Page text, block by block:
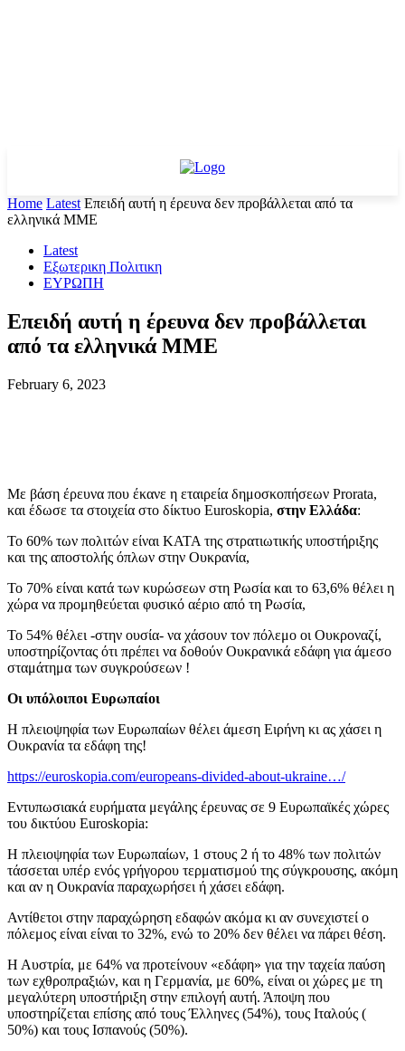
Home Latest Επειδή αυτή η έρευνα δεν προβάλλεται από τα
ελληνικά ΜΜΕ
Latest
Εξωτερικη Πολιτικη
ΕΥΡΩΠΗ
Επειδή αυτή η έρευνα δεν προβάλλεται
από τα ελληνικά ΜΜΕ
February 6, 2023
Με βάση έρευνα που έκανε η εταιρεία δημοσκοπήσεων Prorata,
και έδωσε τα στοιχεία στο δίκτυο Euroskopia, στην Ελλάδα:
Το 60% των πολιτών είναι ΚΑΤΑ της στρατιωτικής υποστήριξης
και της αποστολής όπλων στην Ουκρανία,
Το 70% είναι κατά των κυρώσεων στη Ρωσία και το 63,6% θέλει η
χώρα να προμηθεύεται φυσικό αέριο από τη Ρωσία,
Το 54% θέλει -στην ουσία- να χάσουν τον πόλεμο οι Ουκροναζί,
υποστηρίζοντας ότι πρέπει να δοθούν Ουκρανικά εδάφη για άμεσο
σταμάτημα των συγκρούσεων !
Οι υπόλοιποι Ευρωπαίοι
Η πλειοψηφία των Ευρωπαίων θέλει άμεση Ειρήνη κι ας χάσει η
Ουκρανία τα εδάφη της!
https://euroskopia.com/europeans-divided-about-ukraine…/
Εντυπωσιακά ευρήματα μεγάλης έρευνας σε 9 Ευρωπαϊκές χώρες
του δικτύου Euroskopia:
Η πλειοψηφία των Ευρωπαίων, 1 στους 2 ή το 48% των πολιτών
τάσσεται υπέρ ενός γρήγορου τερματισμού της σύγκρουσης, ακόμη
και αν η Ουκρανία παραχωρήσει ή χάσει εδάφη.
Αντίθετοι στην παραχώρηση εδαφών ακόμα κι αν συνεχιστεί ο
πόλεμος είναι είναι το 32%, ενώ το 20% δεν θέλει να πάρει θέση.
Η Αυστρία, με 64% να προτείνουν «εδάφη» για την ταχεία παύση
των εχθροπραξιών, και η Γερμανία, με 60%, είναι οι χώρες με τη
μεγαλύτερη υποστήριξη στην επιλογή αυτή. Άποψη που
υποστηρίζεται επίσης από τους Έλληνες (54%), τους Ιταλούς (
50%) και τους Ισπανούς (50%).